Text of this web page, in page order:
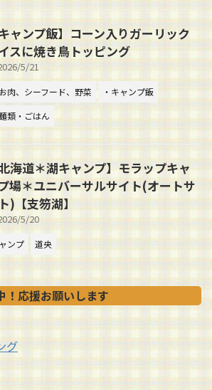
キャンプ飯】コーン入りガーリック
スに焼き鳥トッピング
5/21
肉、シーフード、野菜
・キャンプ飯
類・ごはん
北海道＊湖キャンプ】モラップキャ
場＊ユニバーサルサイト(オートサ
)【支笏湖】
5/20
ンプ 道央
！応援お願いします
グ